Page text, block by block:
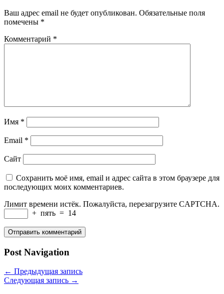
Ваш адрес email не будет опубликован. Обязательные поля
помечены *
Комментарий *
Имя *
Email *
Сайт
Сохранить моё имя, email и адрес сайта в этом браузере для
последующих моих комментариев.
Лимит времени истёк. Пожалуйста, перезагрузите CAPTCHA.
+ пять = 14
Post Navigation
← Предыдущая запись
Следующая запись →